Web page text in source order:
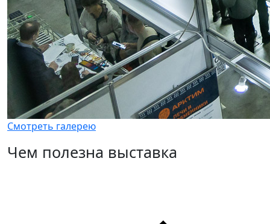
Смотреть галерею
Чем полезна выставка